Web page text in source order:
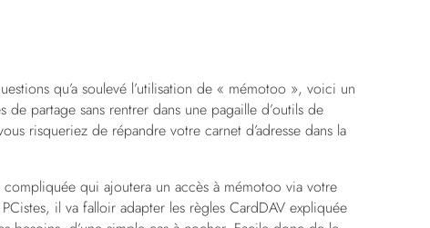
qu’a soulevé l’utilisation de « mémotoo », voici un
partage sans rentrer dans une pagaille d’outils de
risqueriez de répandre votre carnet d’adresse dans la
qui ajoutera un accès à mémotoo via votre
il va falloir adapter les règles CardDAV expliquée